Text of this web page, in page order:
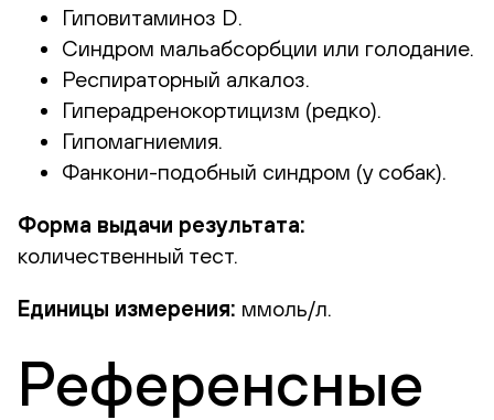
Гиповитаминоз D.
Синдром мальабсорбции или голодание.
Респираторный алкалоз.
Гиперадренокортицизм (редко).
Гипомагниемия.
Фанкони-подобный синдром (у собак).
Форма выдачи результата:
количественный тест.
Единицы измерения: ммоль/л.
Референсные